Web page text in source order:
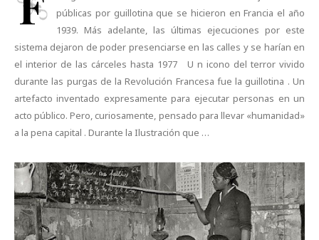
públicas por guillotina que se hicieron en Francia el año
1939. Más adelante, las últimas ejecuciones por este
sistema dejaron de poder presenciarse en las calles y se harían en
el interior de las cárceles hasta 1977 U n icono del terror vivido
durante las purgas de la Revolución Francesa fue la guillotina . Un
artefacto inventado expresamente para ejecutar personas en un
acto público. Pero, curiosamente, pensado para llevar «humanidad»
a la pena capital . Durante la Ilustración que …